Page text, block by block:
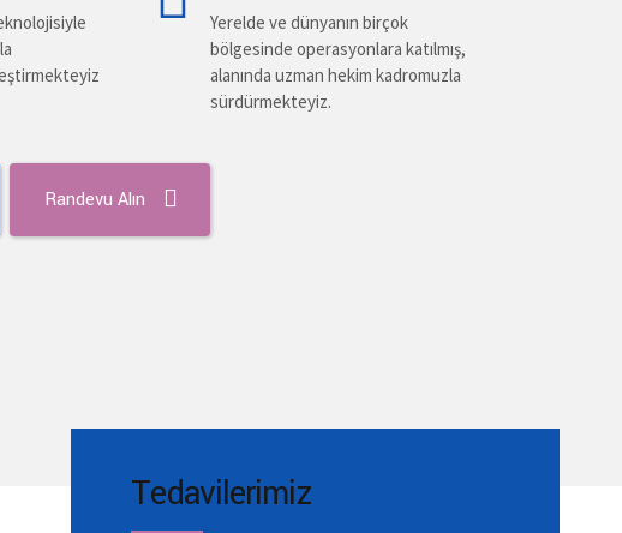
Yerelde ve dünyanın birçok
bölgesinde operasyonlara katılmış,
alanında uzman hekim kadromuzla
sürdürmekteyiz.
Randevu Alın
Tedavilerimiz